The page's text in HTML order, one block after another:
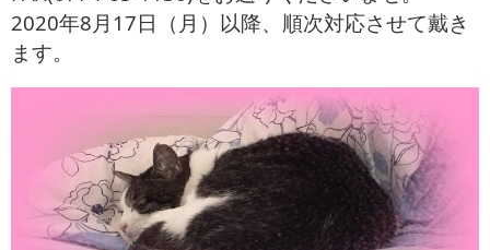
2020年8月17日（月）以降、順次対応させて戴き
ます。